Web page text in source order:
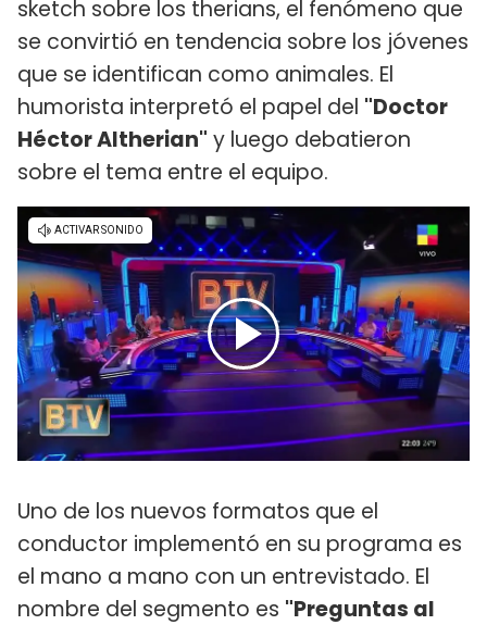
sketch sobre los therians, el fenómeno que
se convirtió en tendencia sobre los jóvenes
que se identifican como animales. El
humorista interpretó el papel del "Doctor
Héctor Altherian" y luego debatieron
sobre el tema entre el equipo.
Uno de los nuevos formatos que el
conductor implementó en su programa es
el mano a mano con un entrevistado. El
nombre del segmento es "Preguntas al